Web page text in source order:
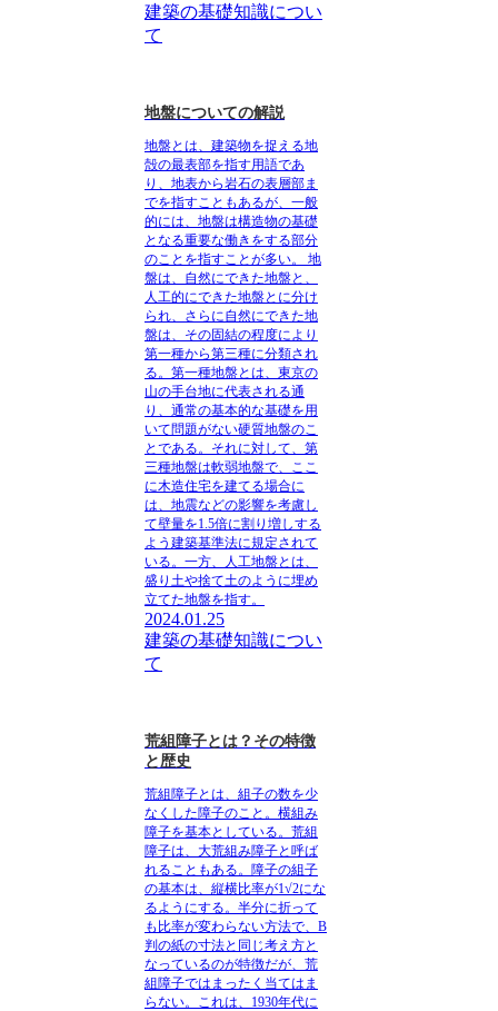
建築の基礎知識につい
て
地盤についての解説
地盤とは、建築物を捉える地
殻の最表部を指す用語であ
り、地表から岩石の表層部ま
でを指すこともあるが、一般
的には、地盤は構造物の基礎
となる重要な働きをする部分
のことを指すことが多い。
地
盤は、自然にできた地盤と、
人工的にできた地盤とに分け
られ、さらに自然にできた地
盤は、その固結の程度により
第一種から第三種に分類され
る。第一種地盤とは、東京の
山の手台地に代表される通
り、通常の基本的な基礎を用
いて問題がない硬質地盤のこ
とである。それに対して、第
三種地盤は軟弱地盤で、ここ
に木造住宅を建てる場合に
は、地震などの影響を考慮し
て壁量を1.5倍に割り増しする
よう建築基準法に規定されて
いる。一方、人工地盤とは、
盛り土や捨て土のように埋め
立てた地盤を指す。
2024.01.25
建築の基礎知識につい
て
荒組障子とは？その特徴
と歴史
荒組障子とは、組子の数を少
なくした障子のこと 。横組み
障子を基本としている。荒組
障子は、大荒組み障子と呼ば
れることもある。障子の組子
の基本は、縦横比率が1√2にな
るようにする。半分に折って
も比率が変わらない方法で、B
判の紙の寸法と同じ考え方と
なっているのが特徴だが、荒
組障子ではまったく当てはま
らない。これは、 1930年代に